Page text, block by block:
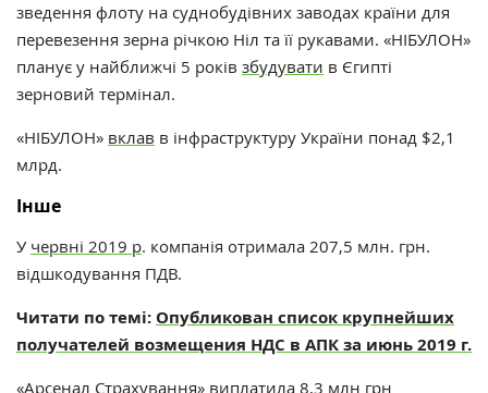
зведення флоту на суднобудівних заводах країни для
перевезення зерна річкою Ніл та її рукавами. «НІБУЛОН»
планує у найближчі 5 років збудувати в Єгипті
зерновий термінал.
«НІБУЛОН» вклав в інфраструктуру України понад $2,1
млрд.
Інше
У червні 2019 р. компанія отримала 207,5 млн. грн.
відшкодування ПДВ.
Читати по темі: Опубликован список крупнейших
получателей возмещения НДС в АПК за июнь 2019 г.
«Арсенал Страхування» виплатила 8,3 млн грн